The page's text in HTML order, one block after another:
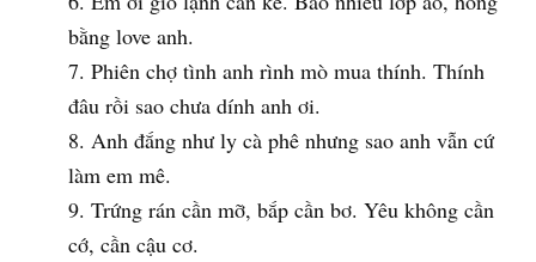
bằng love anh.
Phiên chợ tình anh rình mò mua thính. Thính
đâu rồi sao chưa dính anh ơi.
Anh đắng như ly cà phê nhưng sao anh vẫn cứ
làm em mê.
Trứng rán cần mỡ, bắp cần bơ. Yêu không cần
cớ, cần cậu cơ.